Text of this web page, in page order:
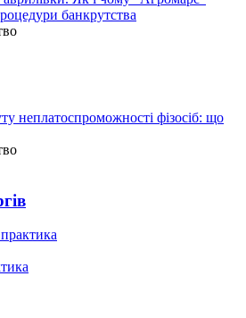
банкрутства
неплатоспроможності фізосіб: що